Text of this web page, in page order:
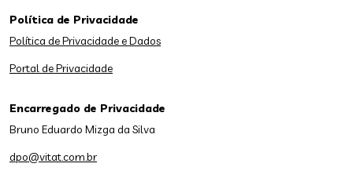
Política de Privacidade
Política de Privacidade e Dados
Portal de Privacidade
Encarregado de Privacidade
Bruno Eduardo Mizga da Silva
dpo@vitat.com.br